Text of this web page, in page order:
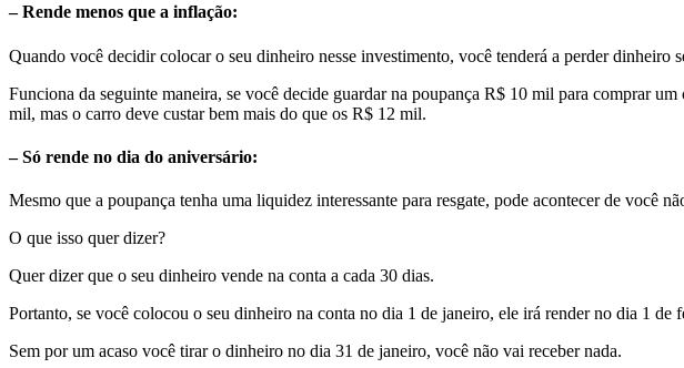
– Rende menos que a inflação:
Quando você decidir colocar o seu dinheiro nesse investimento, você tenderá a perder dinheiro
Funciona da seguinte maneira, se você decide guardar na poupança R$ 10 mil para comprar
mil, mas o carro deve custar bem mais do que os R$ 12 mil.
– Só rende no dia do aniversário:
Mesmo que a poupança tenha uma liquidez interessante para resgate, pode acontecer de você
O que isso quer dizer?
Quer dizer que o seu dinheiro vende na conta a cada 30 dias.
Portanto, se você colocou o seu dinheiro na conta no dia 1 de janeiro, ele irá render no dia 1 de
Sem por um acaso você tirar o dinheiro no dia 31 de janeiro, você não vai receber nada.